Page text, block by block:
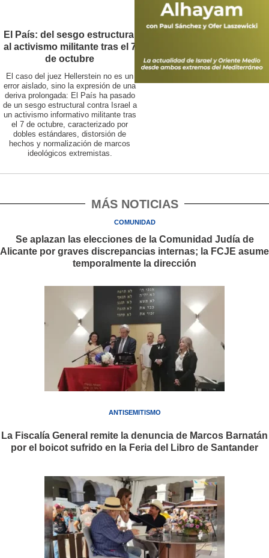
El País: del sesgo estructural
al activismo militante tras el 7
de octubre
El caso del juez Hellerstein no es un
error aislado, sino la expresión de una
deriva prolongada: El País ha pasado
de un sesgo estructural contra Israel a
un activismo informativo militante tras
el 7 de octubre, caracterizado por
dobles estándares, distorsión de
hechos y normalización de marcos
ideológicos extremistas.
MÁS NOTICIAS
COMUNIDAD
Se aplazan las elecciones de la Comunidad Judía de
Alicante por graves discrepancias internas; la FCJE asume
temporalmente la dirección
ANTISEMITISMO
La Fiscalía General remite la denuncia de Marcos Barnatán
por el boicot sufrido en la Feria del Libro de Santander